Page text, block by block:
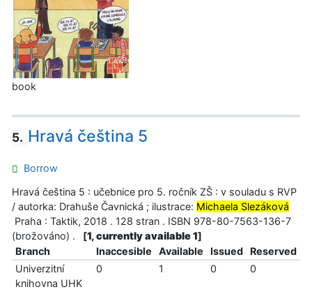
book
5. Hravá čeština 5
Borrow
Hravá čeština 5 : učebnice pro 5. ročník ZŠ : v souladu s RVP
/ autorka: Drahuše Čavnická ; ilustrace: Michaela Slezáková
Praha : Taktik, 2018 . 128 stran . ISBN 978-80-7563-136-7
(brožováno) .
[1, currently available 1]
Branch
Inaccesible Available Issued
Reserved
Univerzitní
knihovna UHK
0 1 0 0